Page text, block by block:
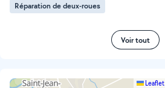
Réparation de deux-roues
Voir tout
Leaflet